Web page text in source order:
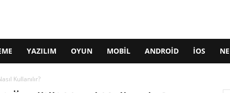
YAZILIM OYUN MOBIL ANDROID IOS
Kullanılır?